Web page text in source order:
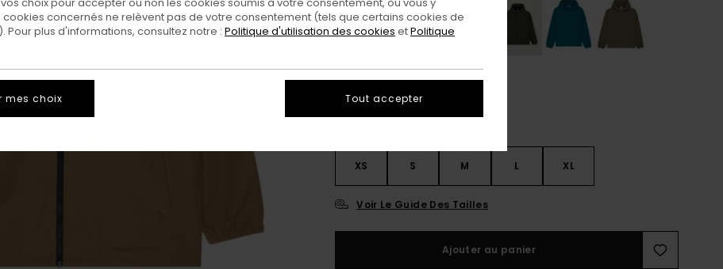
XS S M L XL
Voir Le Guide Des Tailles
Ajouter au panier
concernés ne relèvent pas de votre consentement (tels que certains cookies de
Pour plus d'informations, consultez notre : Politique d'utilisation des cookies etPolitique
mes choix Tout accepter